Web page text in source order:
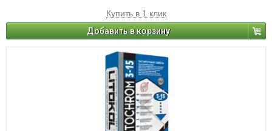
Купить в 1 клик
Добавить в корзину